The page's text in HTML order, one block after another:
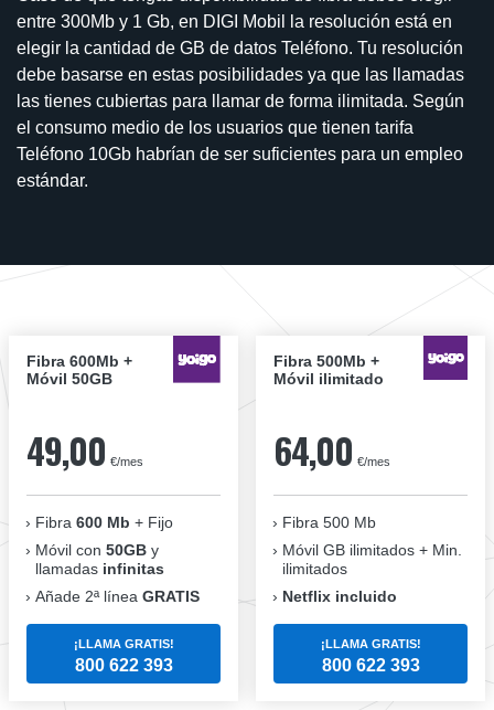
entre 300Mb y 1 Gb, en DIGI Mobil la resolución está en
elegir la cantidad de GB de datos Teléfono. Tu resolución
debe basarse en estas posibilidades ya que las llamadas
las tienes cubiertas para llamar de forma ilimitada. Según
el consumo medio de los usuarios que tienen tarifa
Teléfono 10Gb habrían de ser suficientes para un empleo
estándar.
Fibra 600Mb +
Móvil 50GB
49,00 €/mes
Fibra 600 Mb + Fijo
Móvil con 50GB y
llamadas infinitas
Añade 2ª línea GRATIS
¡LLAMA GRATIS!
800 622 393
Fibra 500Mb +
Móvil ilimitado
64,00 €/mes
Fibra 500 Mb
Móvil GB ilimitados + Min.
ilimitados
Netflix incluido
¡LLAMA GRATIS!
800 622 393